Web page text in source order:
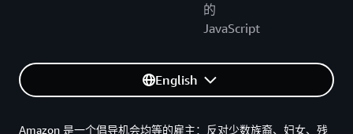
的
JavaScript
English
Amazon 是一个倡导机会均等的雇主：反对少数族裔、妇女、残